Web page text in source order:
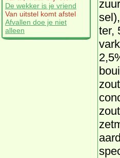
De wekker is je vriend
Van uitstel komt afstel
Afvallen doe je niet
alleen
ter,